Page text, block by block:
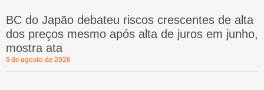
BC do Japão debateu riscos crescentes de alta
dos preços mesmo após alta de juros em junho,
mostra ata
5 de agosto de 2026